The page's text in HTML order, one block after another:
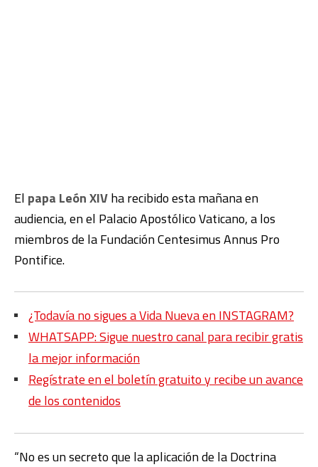
El papa León XIVha recibido esta mañana en
audiencia, en el Palacio Apostólico Vaticano, a los
miembros de la Fundación Centesimus Annus Pro
Pontifice.
¿Todavía no sigues a Vida Nueva en INSTAGRAM?
WHATSAPP: Sigue nuestro canal para recibir gratis
la mejor información
Regístrate en el boletín gratuito y recibe un avance
de los contenidos
“No es un secreto que la aplicación de la Doctrina